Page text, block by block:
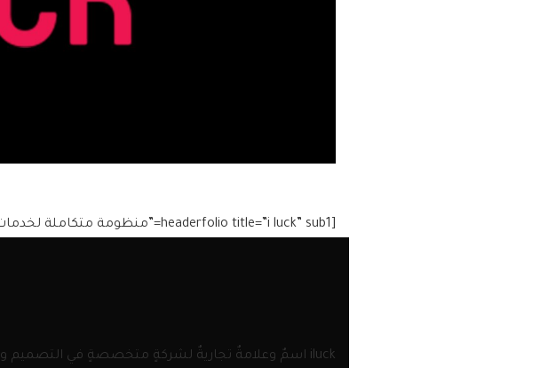
[headerfolio title=”i luck” sub1=”منظومة متكاملة لخدمات التصميم” sub2=”brand”]
iluck اسمٌ وعلامةٌ تجاريةٌ لشركةٍ متخصصةٍ في التصميم و